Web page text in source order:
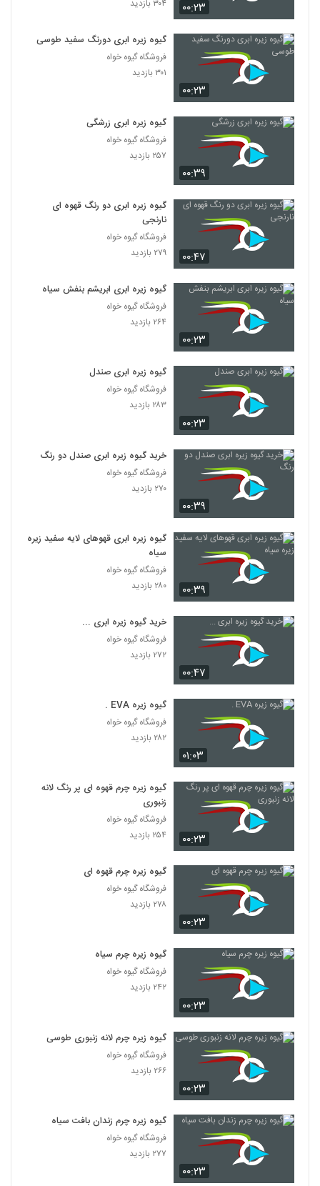
۰۰:۲۳
۳۰۴ بازدید
۰۰:۲۳
گیوه زیره ابری دورنگ سفید طوسی
فروشگاه گیوه خواه
۳۰۱ بازدید
۰۰:۳۹
گیوه زیره ابری زرشگی
فروشگاه گیوه خواه
۲۵۷ بازدید
۰۰:۴۷
گیوه زیره ابری دو رنگ قهوه ای
نارنجی
فروشگاه گیوه خواه
۲۷۹ بازدید
۰۰:۲۳
گیوه زیره ابری ابریشم بنفش سیاه
فروشگاه گیوه خواه
۲۶۴ بازدید
۰۰:۲۳
گیوه زیره ابری صندل
فروشگاه گیوه خواه
۲۸۳ بازدید
۰۰:۳۹
خرید گیوه زیره ابری صندل دو رنگ
فروشگاه گیوه خواه
۲۷۰ بازدید
۰۰:۳۹
گیوه زیره ابری قهوهای لایه سفید زیره
سیاه
فروشگاه گیوه خواه
۲۸۰ بازدید
۰۰:۴۷
خرید گیوه زیره ابری ...
فروشگاه گیوه خواه
۲۷۲ بازدید
۰۱:۰۳
گیوه زیره EVA .
فروشگاه گیوه خواه
۲۸۲ بازدید
۰۰:۲۳
گیوه زیره چرم قهوه ای پر رنگ لانه
زنبوری
فروشگاه گیوه خواه
۲۵۴ بازدید
۰۰:۲۳
گیوه زیره چرم قهوه ای
فروشگاه گیوه خواه
۲۷۸ بازدید
۰۰:۲۳
گیوه زیره چرم سیاه
فروشگاه گیوه خواه
۲۴۲ بازدید
۰۰:۲۳
گیوه زیره چرم لانه زنبوری طوسی
فروشگاه گیوه خواه
۲۶۶ بازدید
۰۰:۲۳
گیوه زیره چرم زندان بافت سیاه
فروشگاه گیوه خواه
۲۷۷ بازدید